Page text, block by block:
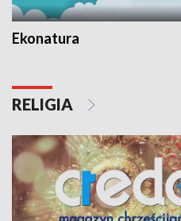
Ekonatura
RELIGIA